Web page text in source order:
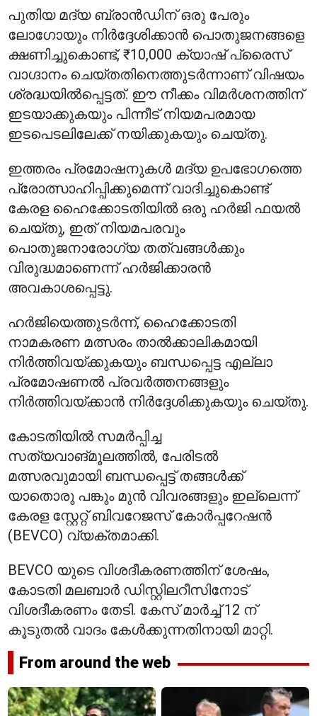
പുതിയ മദ്യ ബ്രാൻഡിന് ഒരു പേരും
ലോഗോയും നിർദ്ദേശിക്കാൻ പൊതുജനങ്ങളെ
ക്ഷണിച്ചുകൊണ്ട്, ₹10,000 ക്യാഷ് പ്രൈസ്
വാഗ്ദാനം ചെയ്തതിനെത്തുടർന്നാണ് വിഷയം
ശ്രദ്ധയിൽപ്പെട്ടത്. ഈ നീക്കം വിമർശനത്തിന്
ഇടയാക്കുകയും പിന്നീട് നിയമപരമായ
ഇടപെടലിലേക്ക് നയിക്കുകയും ചെയ്തു.
ഇത്തരം പ്രമോഷനുകൾ മദ്യ ഉപഭോഗത്തെ
പ്രോത്സാഹിപ്പിക്കുമെന്ന് വാദിച്ചുകൊണ്ട്
കേരള ഹൈക്കോടതിയിൽ ഒരു ഹർജി ഫയൽ
ചെയ്തു, ഇത് നിയമപരവും
പൊതുജനാരോഗ്യ തത്വങ്ങൾക്കും
വിരുദ്ധമാണെന്ന് ഹർജിക്കാരൻ
അവകാശപ്പെട്ടു.
ഹർജിയെത്തുടർന്ന്, ഹൈക്കോടതി
നാമകരണ മത്സരം താൽക്കാലികമായി
നിർത്തിവയ്ക്കുകയും ബന്ധപ്പെട്ട എല്ലാ
പ്രമോഷണൽ പ്രവർത്തനങ്ങളും
നിർത്തിവയ്ക്കാൻ നിർദ്ദേശിക്കുകയും ചെയ്തു.
കോടതിയിൽ സമർപ്പിച്ച
സത്യവാങ്മൂലത്തിൽ, പേരിടൽ
മത്സരവുമായി ബന്ധപ്പെട്ട് തങ്ങൾക്ക്
യാതൊരു പങ്കും മുൻ വിവരങ്ങളും ഇല്ലെന്ന്
കേരള സ്റ്റേറ്റ് ബിവറേജസ് കോർപ്പറേഷൻ
(BEVCO) വ്യക്തമാക്കി.
BEVCO യുടെ വിശദീകരണത്തിന് ശേഷം,
കോടതി മലബാർ ഡിസ്റ്റിലറീസിനോട്
വിശദീകരണം തേടി. കേസ് മാർച്ച് 12 ന്
കൂടുതൽ വാദം കേൾക്കുന്നതിനായി മാറ്റി.
From around the web